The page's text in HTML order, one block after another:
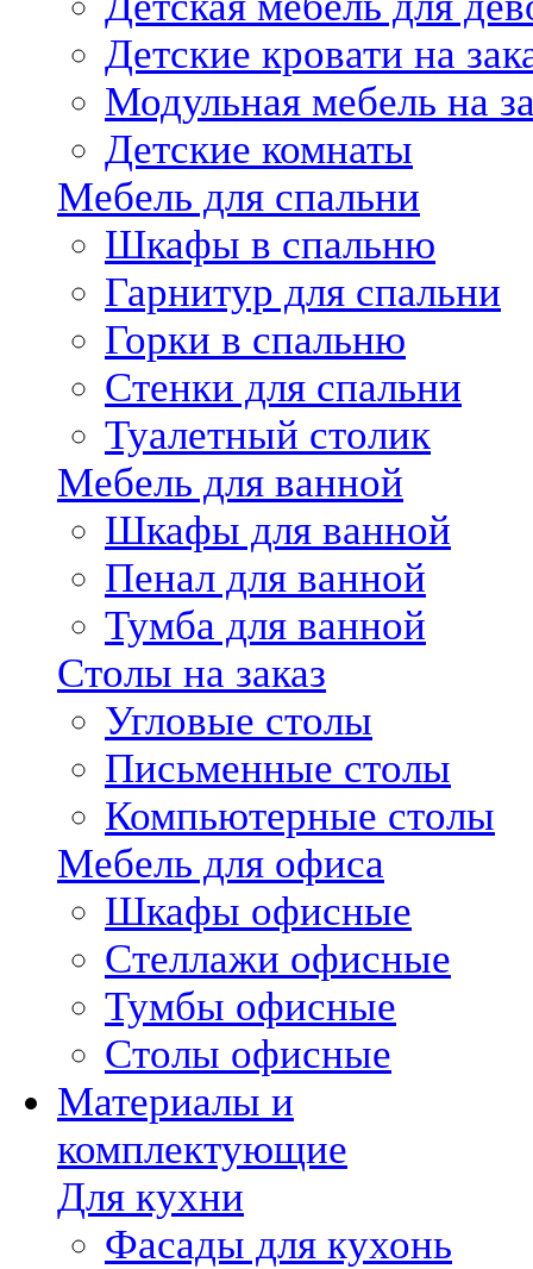
Детские кровати на
Модульная мебель на
Детские комнаты
Мебель для спальни
Шкафы в спальню
Гарнитур для спальни
Горки в спальню
Стенки для спальни
Туалетный столик
Мебель для ванной
Шкафы для ванной
Пенал для ванной
Тумба для ванной
Столы на заказ
Угловые столы
Письменные столы
Компьютерные столы
Мебель для офиса
Шкафы офисные
Стеллажи офисные
Тумбы офисные
Столы офисные
Материалы и
комплектующие
Для кухни
Фасады для кухонь